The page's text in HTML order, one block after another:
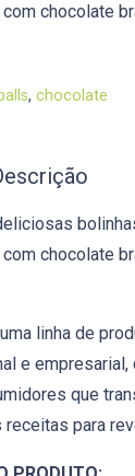
chocolate
, chocolate
chocolate
linha de
e empresarial,
que
para